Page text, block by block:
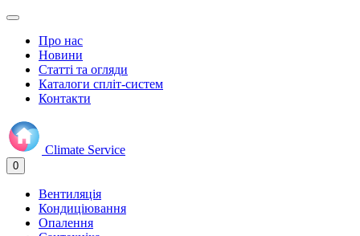
Про нас
Новини
Статті та огляди
Каталоги спліт-систем
Контакти
Climate Service
0
Вентиляція
Кондиціювання
Опалення